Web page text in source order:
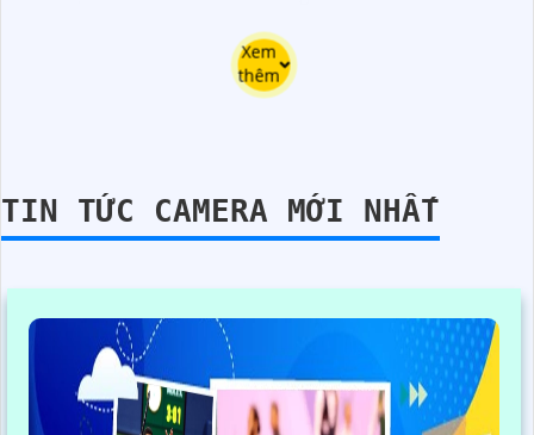
Xem
thêm
TIN TỨC CAMERA MỚI NHẤT